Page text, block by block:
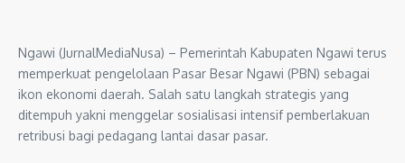
Ngawi (JurnalMediaNusa) – Pemerintah Kabupaten Ngawi terus
memperkuat pengelolaan Pasar Besar Ngawi (PBN) sebagai
ikon ekonomi daerah. Salah satu langkah strategis yang
ditempuh yakni menggelar sosialisasi intensif pemberlakuan
retribusi bagi pedagang lantai dasar pasar.